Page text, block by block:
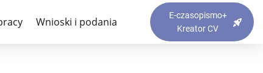
Wnioski i podania
E-czasopismo+
Kreator CV